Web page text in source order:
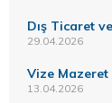
Dış Ticaret
29.04.2026
Vize Mazeret
13.04.2026